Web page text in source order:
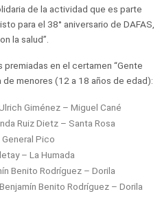
de la actividad que es parte
para el 38° aniversario de DAFAS,
la salud”.
premiadas en el certamen “Gente
menores (12 a 18 años de edad):
Giménez – Miguel Cané
Ruiz Dietz – Santa Rosa
Pico
– La Humada
Benito Rodríguez – Dorila
Benito Rodríguez – Dorila